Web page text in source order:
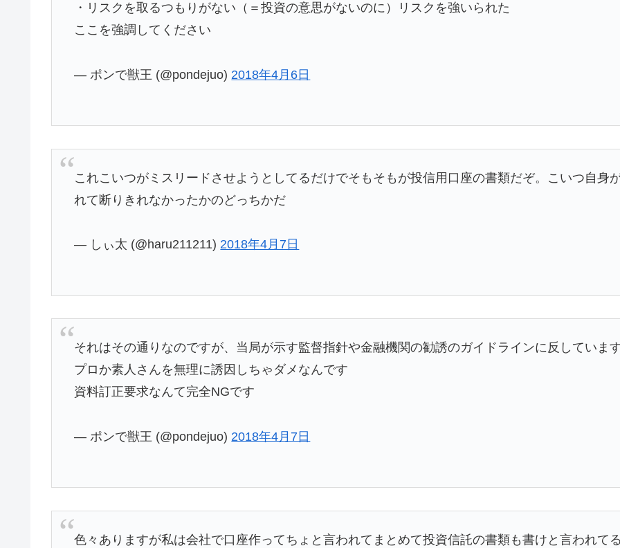
・リスクを取るつもりがない（＝投資の意思がないのに）リスクを強いられた
ここを強調してください
— ポンで獣王 (@pondejuo) 2018年4月6日
これこいつがミスリードさせようとしてるだけでそもそもが投信用口座の書類だぞ。こいつ自身
れて断りきれなかったかのどっちかだ
— しぃ太 (@haru211211) 2018年4月7日
それはその通りなのですが、当局が示す監督指針や金融機関の勧誘のガイドラインに反していま
プロか素人さんを無理に誘因しちゃダメなんです
資料訂正要求なんて完全NGです
— ポンで獣王 (@pondejuo) 2018年4月7日
色々ありますが私は会社で口座作ってちょと言われてまとめて投資信託の書類も書けと言われて